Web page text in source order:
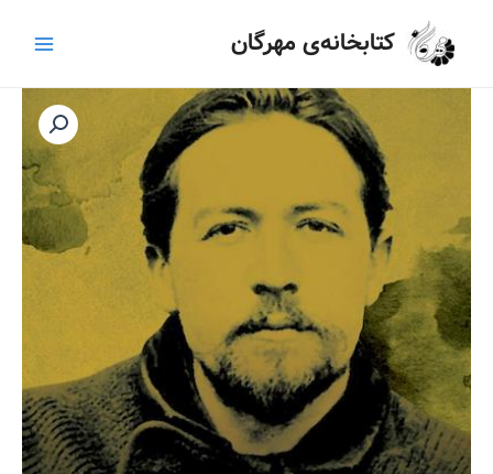
کتابخانه‌ی مهرگان
Menu